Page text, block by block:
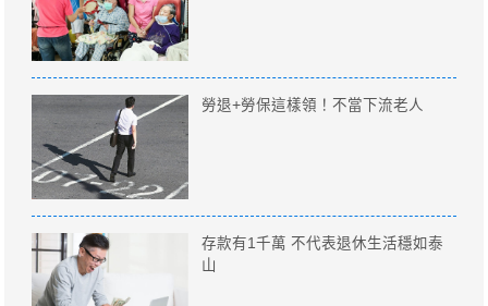
勞退+勞保這樣領！不當下流老人
存款有1千萬 不代表退休生活穩如泰
山